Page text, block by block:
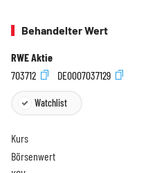
Behandelter Wert
RWE Aktie
703712
DE0007037129
Watchlist
Kurs
Börsenwert